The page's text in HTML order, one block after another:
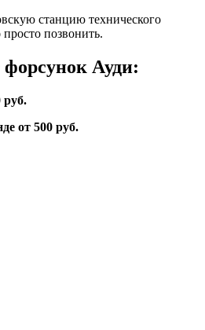
станцию технического
позвонить.
Ауди:
руб.
от 500 руб.